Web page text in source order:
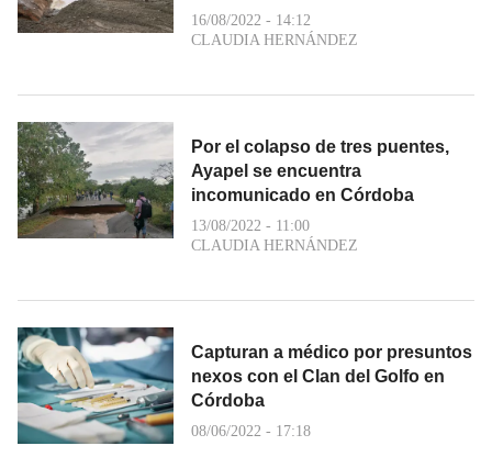
16/08/2022 - 14:12
CLAUDIA HERNÁNDEZ
Por el colapso de tres puentes,
Ayapel se encuentra
incomunicado en Córdoba
13/08/2022 - 11:00
CLAUDIA HERNÁNDEZ
Capturan a médico por presuntos
nexos con el Clan del Golfo en
Córdoba
08/06/2022 - 17:18